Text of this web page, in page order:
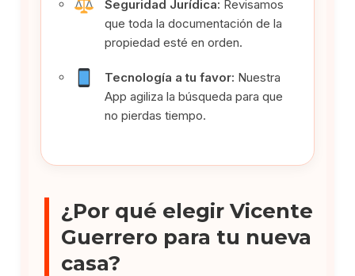
Seguridad Jurídica: Revisamos
que toda la documentación de la
propiedad esté en orden.
Tecnología a tu favor: Nuestra
App agiliza la búsqueda para que
no pierdas tiempo.
¿Por qué elegir Vicente
Guerrero para tu nueva
casa?